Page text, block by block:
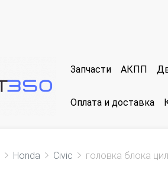
Запчасти АКПП
Оплата и доставка
Honda Civic головка блока